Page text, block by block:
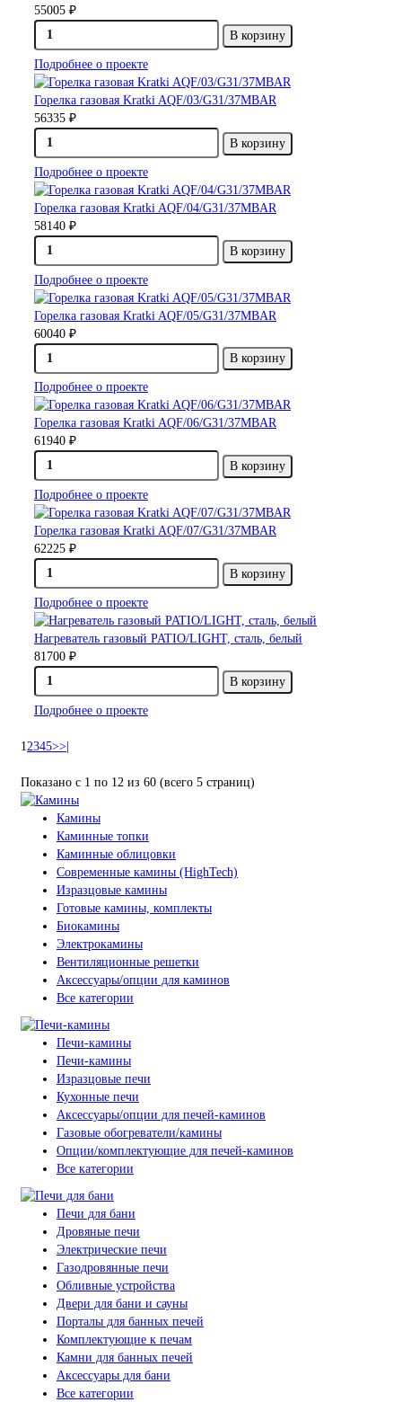
55005 ₽
В корзину
Подробнее о проекте
Горелка газовая Kratki AQF/03/G31/37MBAR
56335 ₽
В корзину
Подробнее о проекте
Горелка газовая Kratki AQF/04/G31/37MBAR
58140 ₽
В корзину
Подробнее о проекте
Горелка газовая Kratki AQF/05/G31/37MBAR
60040 ₽
В корзину
Подробнее о проекте
Горелка газовая Kratki AQF/06/G31/37MBAR
61940 ₽
В корзину
Подробнее о проекте
Горелка газовая Kratki AQF/07/G31/37MBAR
62225 ₽
В корзину
Подробнее о проекте
Нагреватель газовый PATIO/LIGHT, сталь, белый
81700 ₽
В корзину
Подробнее о проекте
1 2345>>|
Показано с 1 по 12 из 60 (всего 5 страниц)
Камины
Каминные топки
Каминные облицовки
Современные камины (HighTech)
Изразцовые камины
Готовые камины, комплекты
Биокамины
Электрокамины
Вентиляционные решетки
Аксессуары/опции для каминов
Все категории
Печи-камины
Печи-камины
Изразцовые печи
Кухонные печи
Аксессуары/опции для печей-каминов
Газовые обогреватели/камины
Опции/комплектующие для печей-каминов
Все категории
Печи для бани
Дровяные печи
Электрические печи
Газодровянные печи
Обливные устройства
Двери для бани и сауны
Порталы для банных печей
Комплектующие к печам
Камни для банных печей
Аксессуары для бани
Все категории